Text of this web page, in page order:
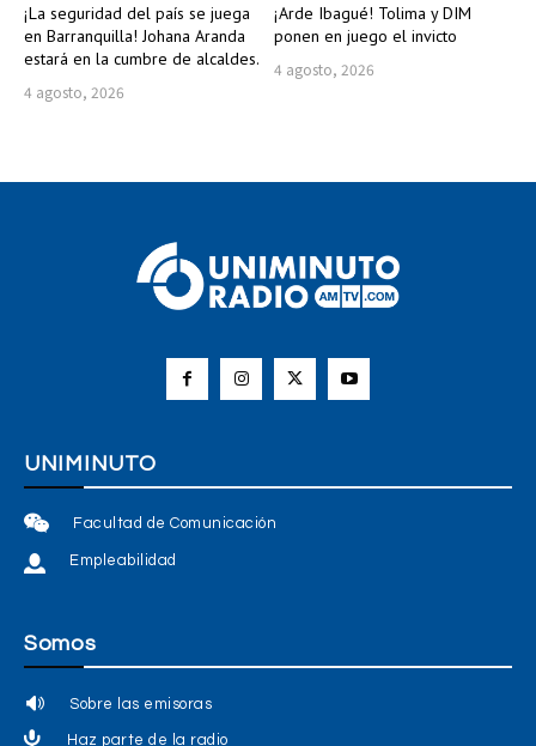
¡La seguridad del país se juega
en Barranquilla! Johana Aranda
estará en la cumbre de alcaldes.
4 agosto, 2026
¡Arde Ibagué! Tolima y DIM
ponen en juego el invicto
4 agosto, 2026
UNIMINUTO
Facultad de Comunicación
Empleabilidad
Somos
Sobre las emisoras
Haz parte de la radio